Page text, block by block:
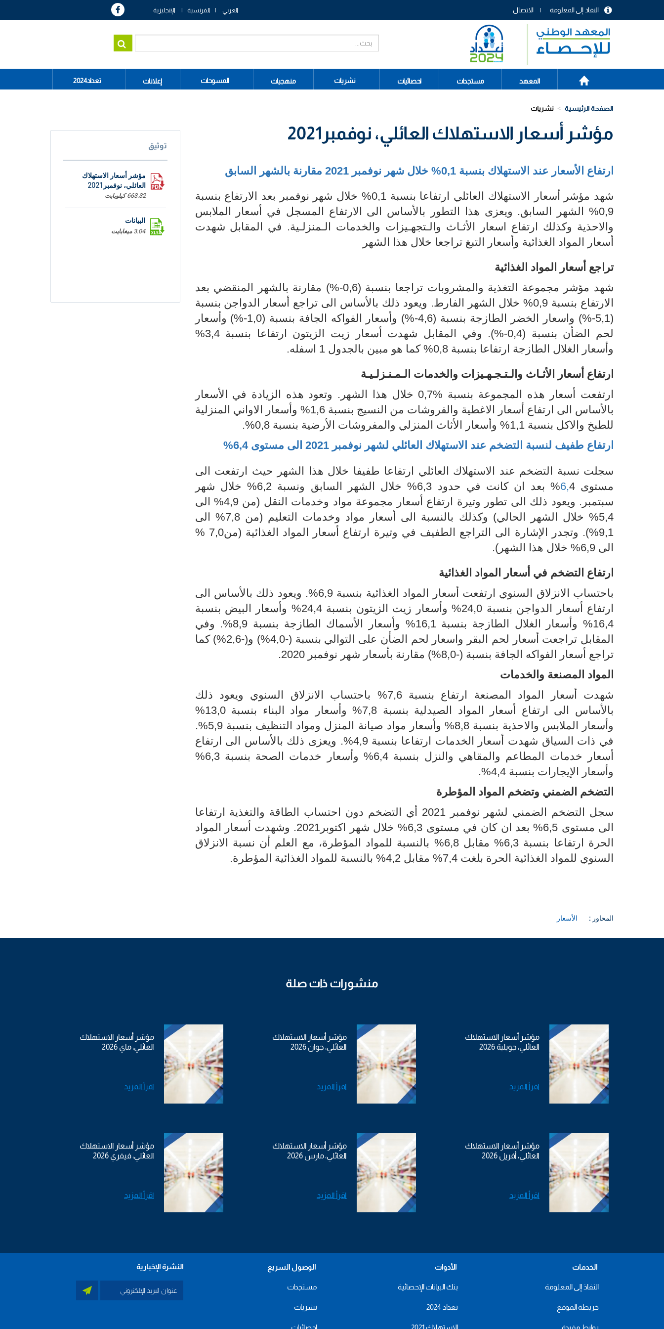
menu
header
الاتصال النفاذ إلى المعلومة العربي الفرنسية الإنجليزية
Main
navigation
الرئيسية
المعهد مستجدات احصائيات نشريات منهجيات المسوحات إعلانات تعداد2024
الصفحة الرئيسية نشريات
مؤشر أسعار الاستهلاك العائلي، نوفمبر2021
ارتفاع الأسعار عند الاستهلاك بنسبة 0,1% خلال شهر نوفمبر 2021 مقارنة بالشهر السابق
شهد مؤشر أسعار الاستهلاك العائلي ارتفاعا بنسبة 0,1% خلال شهر نوفمبر بعد الارتفاع بنسبة
0,9% الشهر السابق. ويعزى هذا التطور بالأساس الى الارتفاع المسجل في أسعار الملابس
والاحذية وكذلك ارتفاع اسعار الأثـاث والـتجهـيزات والخدمات الـمنزلـية. في المقابل شهدت
أسعار المواد الغذائية وأسعار التبغ تراجعا خلال هذا الشهر
تراجع أسعار المواد الغذائية
شهد مؤشر مجموعة التغذية والمشروبات تراجعا بنسبة (0,6-%) مقارنة بالشهر المنقض
ي بعد
الارتفاع بنسبة 0,9% خلال الشهر الفارط. ويعود ذلك
بالأساس الى تراجع أسعار الدواجن بنسبة
(5,1-%) واسعار الخضر الطازجة بنسبة (4,6-%) وأسعار الفواكه الجافة بنسبة (1,0-%) وأسعار
لحم الضأن بنسبة (0,4-%). وفي المقابل شهدت أسعار زيت الزيتون ارتفاعا بنسبة 3,4%
وأسعار الغلال الطازجة ارتفاعا بنسبة 0,8% كما هو مبين بالجدول 1 اسفله.
ارتفاع أسعار الأثـاث والـتـجـهـيزات والخدمات الـمـنـزلـيـة
ارتفعت أسعار هذه المجموعة بنسبة
0,7% خلال هذا الشهر. وتعود هذه الزيادة في الأسعار
بالأساس الى ارتفاع أسعار الاغطية والفروشات من النسيج بنسبة 1,6% وأسعار الاواني المنزلية
للطبخ والاكل بنسبة 1,1% وأسعار الأثاث المنزلي والمفروشات الأرضية بنسبة 0,8%.
ارتفاع طفيف لنسبة التضخم عند الاستهلاك العائلي لشهر نوفمبر 2021 الى مستوى 6,4%
سجلت نسبة التضخم عند الاستهلاك العائلي ارتفاعا طفيفا خلال هذا الشهر حيث ارتفعت الى
مستوى 6,
4% بعد ان كانت في حدود 6,3% خلال الشهر السابق ونسبة 6,2% خلال شهر
سبتمبر. ويعود ذلك الى تطور وتيرة ارتفاع أسعار مجموعة مواد وخدمات النقل (من 4,9% الى
5,4% خلال الشهر الحالي) وكذلك بالنسبة الى أسعار مواد وخدمات التعليم (من 7,8% الى
9,1%). وتجدر الإشارة الى التراجع الطفيف في وتيرة ارتفاع أسعار المواد الغذائية (من
7,0
%
الى 6,9% خلال هذا الشهر).
ارتفاع التضخم في أسعار
المواد الغذائية
باحتساب الانزلاق السنوي ارتفعت أسعار المواد الغذائية بنسبة
6,9%. ويعود ذلك بالأساس الى
ارتفاع أسعار الدواجن بنسبة 24,0% وأسعار زيت الزيتون بنسبة 24,4% وأسعار البيض بنسبة
16,4% وأسعار الغلال الطازجة بنسبة 16,1% وأسعار الأسماك الطازجة بنسبة 8,9%. وفي
المقابل تراجعت أسعار لحم البقر واسعار لحم الضأن على التوالي بنسبة (-4,0%) و(-2,6%) كما
تراجع أسعار الفواكه الجافة بنسبة (-8,0%) مقارنة بأسعار شهر نوفمبر 2020.
المواد المصنعة والخدمات
شهدت أسعار المواد المصنعة ارتفاع بنسبة7,6% باحتساب الانزلاق السنوي ويعود ذلك
بالأساس الى ارتفاع أسعار المواد الصيدلية بنسبة 7,8% وأسعار مواد البناء بنسبة 13,0%
وأسعار الملابس والاحذية بنسبة 8,8% وأسعار مواد صيانة المنزل ومواد التنظيف بنسبة 5,9%.
في ذات السياق شهدت أسعار الخدمات ارتفاعا بنسبة 4,9%. ويعزى ذلك بالأساس الى ارتفاع
أسعار خدمات المطاعم والمقاهي والنزل بنسبة 6,4% وأسعار خدمات الصحة بنسبة 6,3%
وأسعار الإيجارات بنسبة 4,4%.
التضخم الضمني وتضخم المواد المؤطرة
سجل
التضخم الضمني لشهر نوفمبر 2021 أي التضخم دون احتساب الطاقة والتغذية ارتفاعا
الى مستوى 6,5
%بعد ان كان في مستوى 6,3
%خلال شهر اكتوبر2021 . وشهدت أسعار المواد
الحرة ارتفاعا بنسبة 6,3% مقابل 6,8% بالنسبة للمواد المؤطرة
، مع العلم أن نسبة الانزلاق
السنوي للمواد الغذائية الحرة بلغت 7,4% مقابل 4,2% بالنسبة للمواد الغذائية المؤطرة.
المحاور : الأسعار
توثيق
مؤشر أسعار الاستهلاك
العائلي، نوفمبر2021
663.32 كيلوبايت
البيانات
3.04 ميغابايت
منشورات ذات صلة
مؤشر أسعار الاستهلاك
العائلي، جويلية 2026
اقرأ المزيد
مؤشر أسعار الاستهلاك
العائلي، جوان 2026
اقرأ المزيد
مؤشر أسعار الاستهلاك
العائلي، ماي 2026
اقرأ المزيد
مؤشر أسعار الاستهلاك
العائلي، أفريل 2026
اقرأ المزيد
مؤشر أسعار الاستهلاك
العائلي، مارس 2026
اقرأ المزيد
مؤشر أسعار الاستهلاك
العائلي، فيفري 2026
اقرأ المزيد
الخدمات
النفاذ إلى المعلومة
خريطة الموقع
روابط مفيدة
الأدوات
بنك البيانات الإحصائية
تعداد 2024
الاستهلاك 2021
الوصول السريع
مستجدات
نشريات
احصائيات
النشرة الإخبارية